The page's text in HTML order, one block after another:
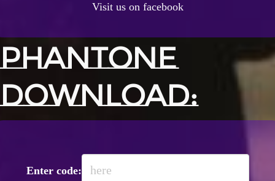
Visit us on facebook
PHANTONE
DOWNLOAD:
Enter code: